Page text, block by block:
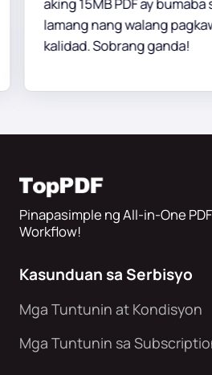
lamang nang walang
kalidad. Sobrang ganda!
Pinapasimple ng All-in-One
Workflow!
Kasunduan sa Serbisyo
Mga Tuntunin at Kondisyon
Mga Tuntunin sa